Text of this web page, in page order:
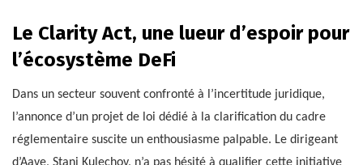
Le Clarity Act, une lueur d’espoir pour
l’écosystème DeFi
Dans un secteur souvent confronté à l’incertitude juridique,
l’annonce d’un projet de loi dédié à la clarification du cadre
réglementaire suscite un enthousiasme palpable. Le dirigeant
d’Aave, Stani Kulechov, n’a pas hésité à qualifier cette initiative